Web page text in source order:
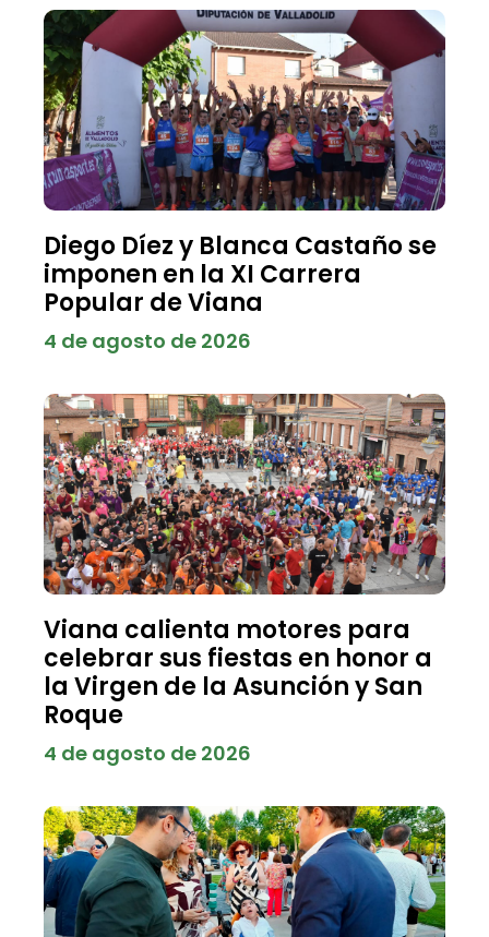
Diego Díez y Blanca Castaño se
imponen en la XI Carrera
Popular de Viana
4 de agosto de 2026
Viana calienta motores para
celebrar sus fiestas en honor a
la Virgen de la Asunción y San
Roque
4 de agosto de 2026